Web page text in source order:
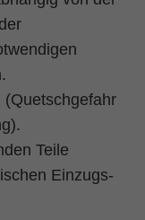
Teile
Einzugs-